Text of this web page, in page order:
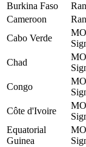
Burkina Faso
Cameroon
Cabo Verde
Chad
Congo
Côte d'Ivoire
Equatorial
Guinea